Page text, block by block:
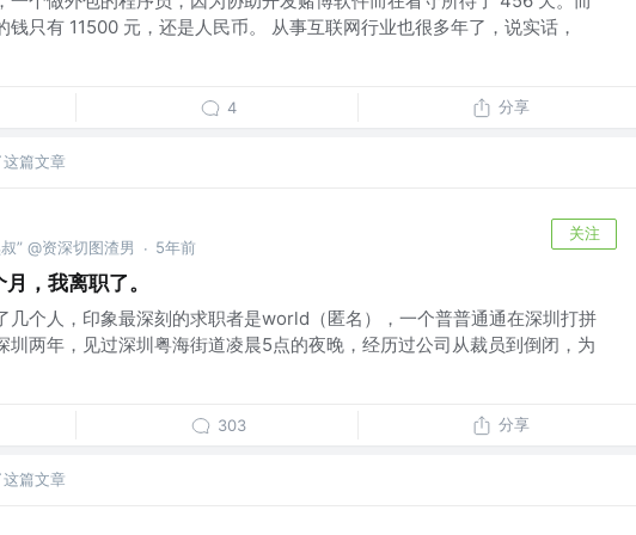
钱只有 11500 元，还是人民币。 从事互联网行业也很多年了，说实话，
4 分享
篇文章
” @资深切图渣男 · 5年前
关注
，我离职了。
几个人，印象最深刻的求职者是world（匿名），一个普普通通在深圳打拼
圳两年，见过深圳粤海街道凌晨5点的夜晚，经历过公司从裁员到倒闭，为
303 分享
篇文章